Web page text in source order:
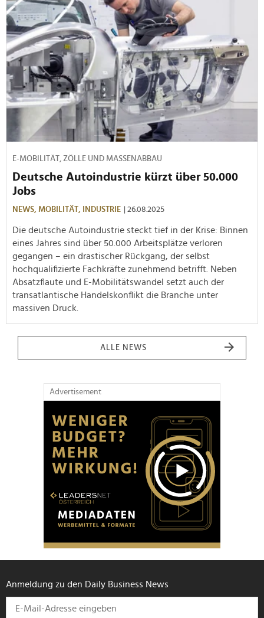
E-MOBILITÄT, ZÖLLE UND MASSENABBAU
Deutsche Autoindustrie kürzt über 50.000
Jobs
NEWS, MOBILITÄT, INDUSTRIE | 26.08.2025
Die deutsche Autoindustrie steckt tief in der Krise: Binnen
eines Jahres sind über 50.000 Arbeitsplätze verloren
gegangen – ein drastischer Rückgang, der selbst
hochqualifizierte Fachkräfte zunehmend betrifft. Neben
Absatzflaute und E-Mobilitätswandel setzt auch der
transatlantische Handelskonflikt die Branche unter
massiven Druck.
ALLE NEWS
Advertisement
Anmeldung zu den Daily Business News